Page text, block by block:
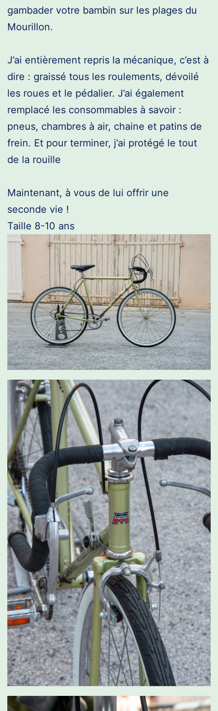
gambader votre bambin sur les plages du
Mourillon.
J’ai entièrement repris la mécanique, c’est à
dire : graissé tous les roulements, dévoilé
les roues et le pédalier. J’ai également
remplacé les consommables à savoir :
pneus, chambres à air, chaine et patins de
frein. Et pour terminer, j’ai protégé le tout
de la rouille
Maintenant, à vous de lui offrir une
seconde vie !
Taille 8-10 ans